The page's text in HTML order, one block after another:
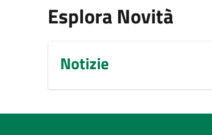
Esplora Novità
Notizie